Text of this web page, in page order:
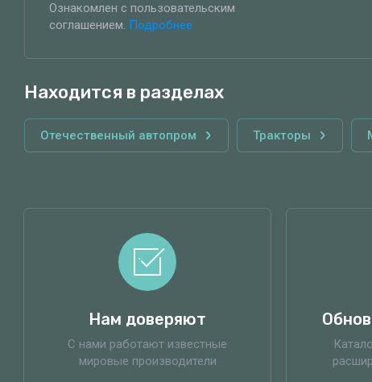
Ознакомлен с пользовательским
соглашением. Подробнее
Находится в разделах
Отечественный автопром Тракторы
Нам доверяют
С нами работают известные
мировые производители